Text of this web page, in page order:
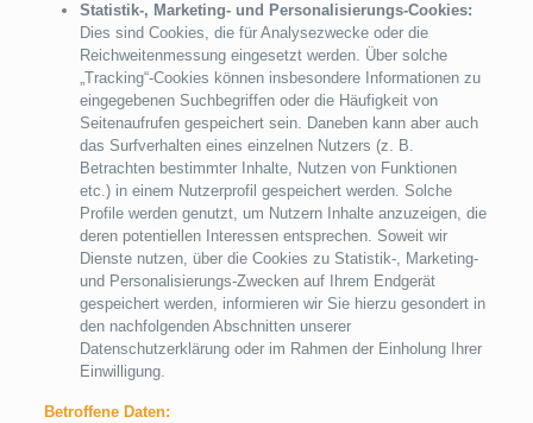
Statistik-, Marketing- und Personalisierungs-Cookies:
Dies sind Cookies, die für Analysezwecke oder die
Reichweitenmessung eingesetzt werden. Über solche
„Tracking“-Cookies können insbesondere Informationen zu
eingegebenen Suchbegriffen oder die Häufigkeit von
Seitenaufrufen gespeichert sein. Daneben kann aber auch
das Surfverhalten eines einzelnen Nutzers (z. B.
Betrachten bestimmter Inhalte, Nutzen von Funktionen
etc.) in einem Nutzerprofil gespeichert werden. Solche
Profile werden genutzt, um Nutzern Inhalte anzuzeigen, die
deren potentiellen Interessen entsprechen. Soweit wir
Dienste nutzen, über die Cookies zu Statistik-, Marketing-
und Personalisierungs-Zwecken auf Ihrem Endgerät
gespeichert werden, informieren wir Sie hierzu gesondert in
den nachfolgenden Abschnitten unserer
Datenschutzerklärung oder im Rahmen der Einholung Ihrer
Einwilligung.
Betroffene Daten: